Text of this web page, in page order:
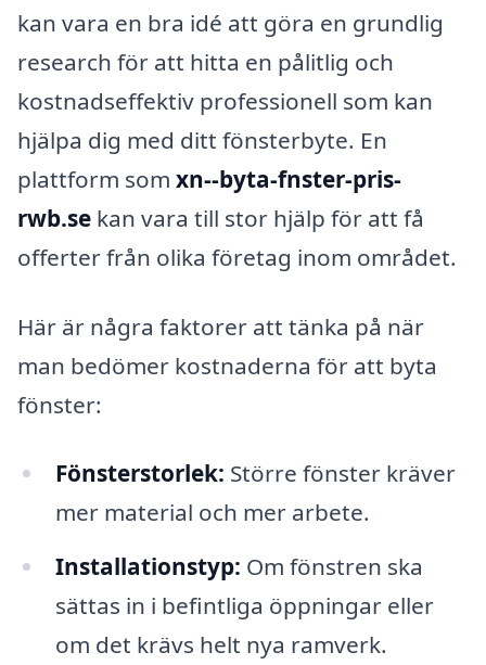
kan vara en bra idé att göra en grundlig
research för att hitta en pålitlig och
kostnadseffektiv professionell som kan
hjälpa dig med ditt fönsterbyte. En
plattform som xn--byta-fnster-pris-
rwb.se kan vara till stor hjälp för att få
offerter från olika företag inom området.
Här är några faktorer att tänka på när
man bedömer kostnaderna för att byta
fönster:
Fönsterstorlek: Större fönster kräver
mer material och mer arbete.
Installationstyp: Om fönstren ska
sättas in i befintliga öppningar eller
om det krävs helt nya ramverk.